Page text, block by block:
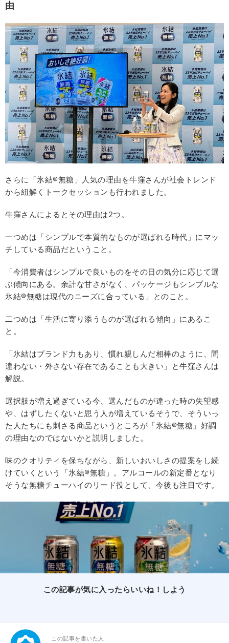
由
さらに「氷結®無糖」人気の理由を牛窪さんが社会トレンド
から紐解くトークセッションも行われました。
牛窪さんによるとその理由は2つ。
一つめは「シンプルで本質的なものが選ばれる時代」にマッ
チしている商品だということ。
「今消費者はシンプルで良いものをその日の気分に応じて選
ぶ傾向にある。余計な甘さがなく、パッケージもシンプルな
氷結®無糖は現代のニーズに合っている」とのこと。
二つめは「生活に寄り添うものが選ばれる傾向」にあるこ
と。
「氷結はブランド力もあり、慣れ親しんだ相棒のように、間
違わない・外さない存在であることも大きい」と牛窪さんは
解説。
選択肢が増え過ぎている今、選んだものが違った時の失望感
や、はずしたくないと思う人が増えているそうで、そういっ
た人たちにも刺さる商品というところが「氷結®無糖」好調
の理由なのではないかと説明しました。
味のクオリティを保ちながら、新しいおいしさの提案をし続
けていくという「氷結®無糖」。アルコールの新定番となり
そうな無糖チューハイのリード役として、今後も注目です。
この記事が気に入ったらいいね！しよう
この記事を書いた人